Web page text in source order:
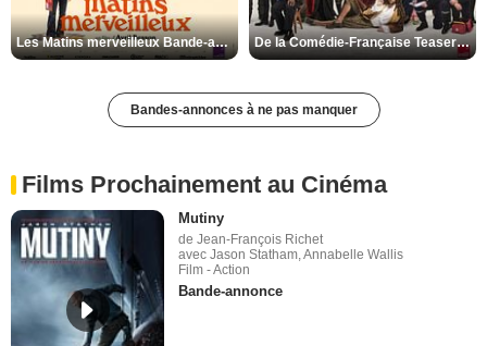
Les Matins merveilleux Bande-annonce VF De la Comédie-Française Teaser VF
Bandes-annonces à ne pas manquer
Films Prochainement au Cinéma
Mutiny
de Jean-François Richet
avec Jason Statham, Annabelle Wallis
Film - Action
Bande-annonce